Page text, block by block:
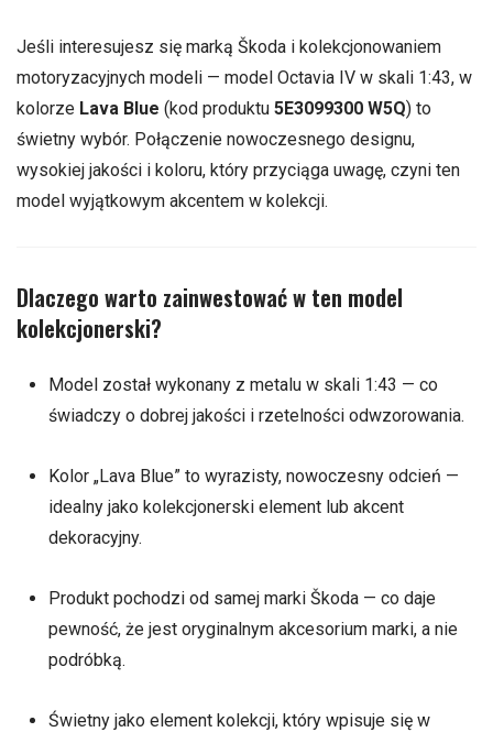
Jeśli interesujesz się marką Škoda i kolekcjonowaniem
motoryzacyjnych modeli — model Octavia IV w skali 1:43, w
kolorze Lava Blue (kod produktu 5E3099300 W5Q) to
świetny wybór. Połączenie nowoczesnego designu,
wysokiej jakości i koloru, który przyciąga uwagę, czyni ten
model wyjątkowym akcentem w kolekcji.
Dlaczego warto zainwestować w ten model
kolekcjonerski?
Model został wykonany z metalu w skali 1:43 — co
świadczy o dobrej jakości i rzetelności odwzorowania.
Kolor „Lava Blue” to wyrazisty, nowoczesny odcień —
idealny jako kolekcjonerski element lub akcent
dekoracyjny.
Produkt pochodzi od samej marki Škoda — co daje
pewność, że jest oryginalnym akcesorium marki, a nie
podróbką.
Świetny jako element kolekcji, który wpisuje się w